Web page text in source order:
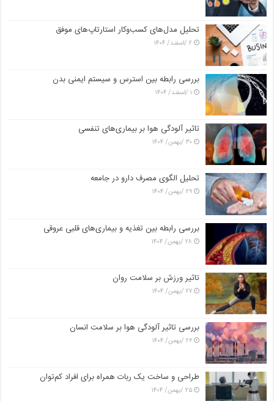
تحلیل مدل‌های کسب‌وکار استارتاپ‌های موفق
۲ /اسفند/ ۱۴۰۴
بررسی رابطه بین استرس و سیستم ایمنی بدن
۱ /اسفند/ ۱۴۰۴
تاثیر آلودگی هوا بر بیماری‌های تنفسی
۳۰ /بهمن/ ۱۴۰۴
تحلیل الگوی مصرف دارو در جامعه
۲۹ /بهمن/ ۱۴۰۴
بررسی رابطه بین تغذیه و بیماری‌های قلبی عروقی
۲۸ /بهمن/ ۱۴۰۴
تاثیر ورزش بر سلامت روان
۲۷ /بهمن/ ۱۴۰۴
بررسی تاثیر آلودگی هوا بر سلامت انسان
۲۶ /بهمن/ ۱۴۰۴
طراحی و ساخت یک ربات همراه برای افراد کم‌توان
۲۵ /بهمن/ ۱۴۰۴